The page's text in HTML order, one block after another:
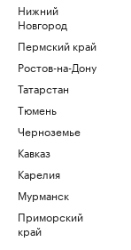
Нижний
Новгород
Пермский край
Ростов-на-Дону
Татарстан
Тюмень
Черноземье
Кавказ
Карелия
Мурманск
Приморский
край